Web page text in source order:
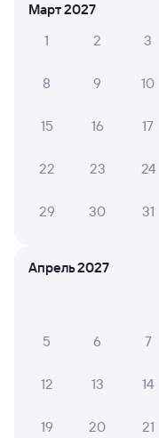
Мы используем
Март 2027
1
2 3
8 9 10
15 16 17
22 23 24
29 30 31
Апрель 2027
5 6 7
12 13 14
19 20 21